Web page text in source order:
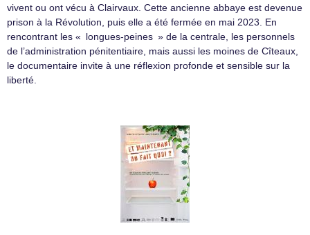
vivent ou ont vécu à Clairvaux. Cette ancienne abbaye est devenue
prison à la Révolution, puis elle a été fermée en mai 2023. En
rencontrant les « longues-peines » de la centrale, les personnels
de l’administration pénitentiaire, mais aussi les moines de Cîteaux,
le documentaire invite à une réflexion profonde et sensible sur la
liberté.